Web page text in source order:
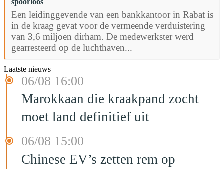
spoorloos
Een leidinggevende van een bankkantoor in Rabat is
in de kraag gevat voor de vermeende verduistering
van 3,6 miljoen dirham. De medewerkster werd
gearresteerd op de luchthaven...
Laatste nieuws
06/08 16:00
Marokkaan die kraakpand zocht
moet land definitief uit
06/08 15:00
Chinese EV’s zetten rem op